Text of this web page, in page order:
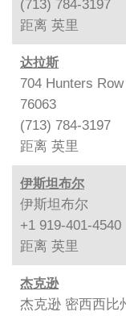
(713) 784-3197
距离 英里
达拉斯
704 Hunters
76063
(713) 784-3197
距离 英里
伊斯坦布尔
伊斯坦布尔
+1 919-401-4540
距离 英里
杰克逊
杰克逊 密西西比